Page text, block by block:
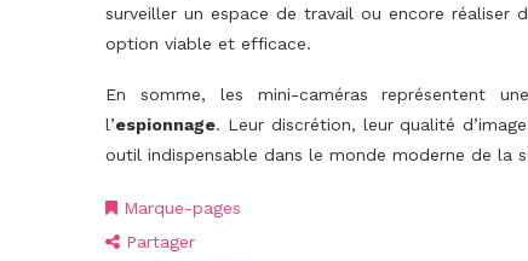
surveiller un espace de travail ou encore réaliser
option viable et efficace.
En somme, les mini-caméras représentent
l’espionnage. Leur discrétion, leur qualité
outil indispensable dans le monde moderne de la
Marque-pages
Partager